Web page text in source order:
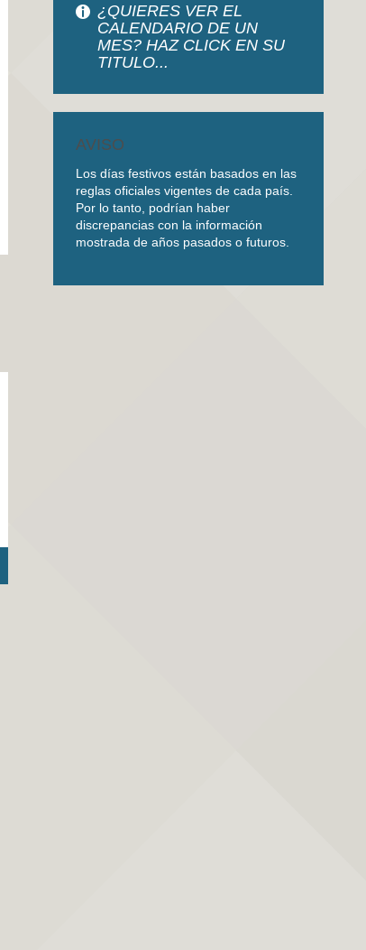
¿QUIERES VER EL
CALENDARIO DE UN
MES? HAZ CLICK EN SU
TITULO...
AVISO
Los días festivos están basados en las
reglas oficiales vigentes de cada país.
Por lo tanto, podrían haber
discrepancias con la información
mostrada de años pasados o futuros.